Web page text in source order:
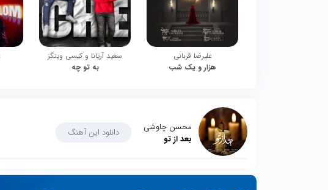
علیرضا قربانی
هزار و یک شب
سعید آریانا و کیسی وینگز
به تو چه
محسن چاوشی
بعد از تو
دانلود این آهنگ